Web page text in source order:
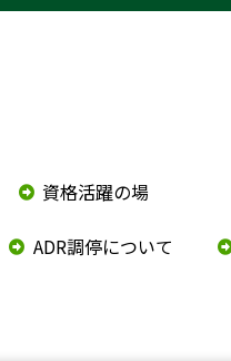
資格活躍の場
ADR調停について